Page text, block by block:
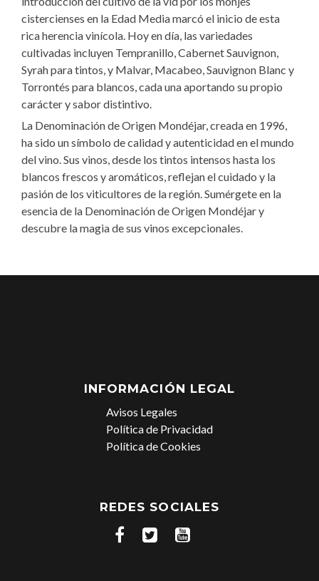
cistercienses en la Edad Media marcó el inicio de esta
rica herencia vinícola. Hoy en día, las variedades
cultivadas incluyen Tempranillo, Cabernet Sauvignon,
Syrah para tintos, y Malvar, Macabeo, Sauvignon Blanc y
Torrontés para blancos, cada una aportando su propio
carácter y sabor distintivo.
La Denominación de Origen Mondéjar, creada en 1996,
ha sido un símbolo de calidad y autenticidad en el mundo
del vino. Sus vinos, desde los tintos intensos hasta los
blancos frescos y aromáticos, reflejan el cuidado y la
pasión de los viticultores de la región. Sumérgete en la
esencia de la Denominación de Origen Mondéjar y
descubre la magia de sus vinos excepcionales.
INFORMACIÓN LEGAL
Avisos Legales
Política de Privacidad
Política de Cookies
REDES SOCIALES